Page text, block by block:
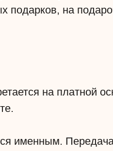
подарков, на
на платной
именным.